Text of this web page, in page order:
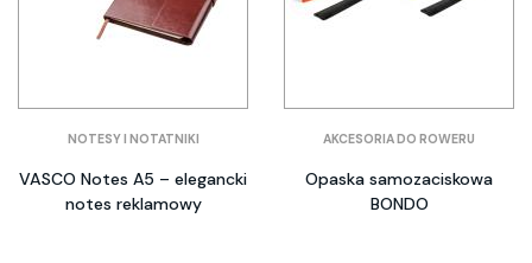
NOTESY I NOTATNIKI
VASCO Notes A5 – elegancki
notes reklamowy
AKCESORIA DO ROWERU
Opaska samozaciskowa
BONDO